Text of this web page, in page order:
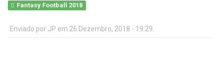
Fantasy Football 2018
Enviado por JP em 26 Dezembro, 2018 - 19:29.